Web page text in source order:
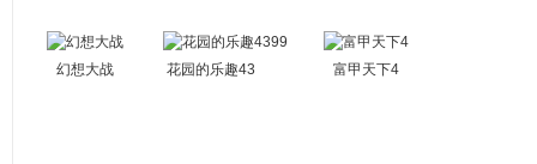
幻想大战
花园的乐趣43
富甲天下4